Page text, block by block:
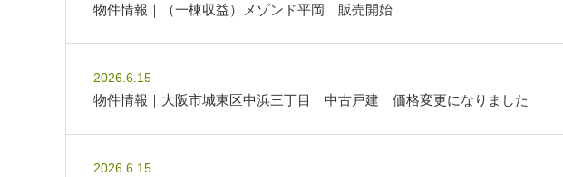
物件情報｜（一棟収益）メゾンド平岡 販売開始
2026.6.15
物件情報｜大阪市城東区中浜三丁目 中古戸建 価格変更になりました
2026.6.15